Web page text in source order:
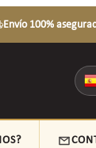
Envío 100%